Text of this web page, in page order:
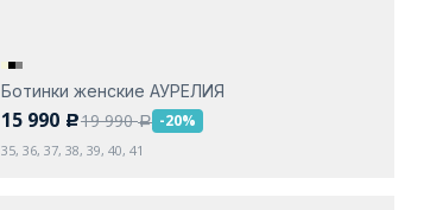
Ботинки женские АУРЕЛИЯ
15 990 c19 990a -20%
35, 36, 37, 38, 39, 40, 41